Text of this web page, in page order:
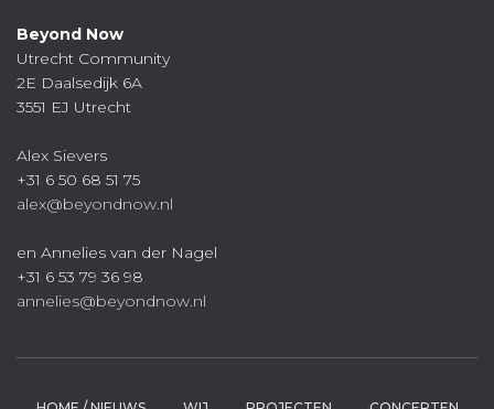
Beyond Now
Utrecht Community
2E Daalsedijk 6A
3551 EJ Utrecht
Alex Sievers
+31 6 50 68 51 75
alex@beyondnow.nl
en Annelies van der Nagel
+31 6 53 79 36 98
annelies@beyondnow.nl